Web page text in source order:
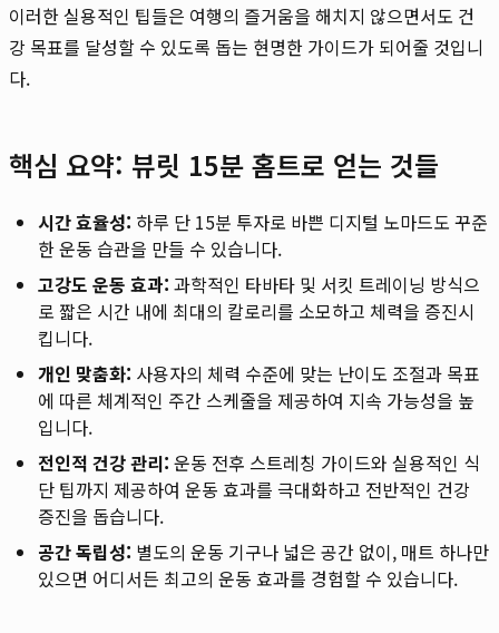
이러한 실용적인 팁들은 여행의 즐거움을 해치지 않으면서도 건
강 목표를 달성할 수 있도록 돕는 현명한 가이드가 되어줄 것입니
다.
핵심 요약: 뷰릿 15분 홈트로 얻는 것들
시간 효율성: 하루 단 15분 투자로 바쁜 디지털 노마드도 꾸준
한 운동 습관을 만들 수 있습니다.
고강도 운동 효과: 과학적인 타바타 및 서킷 트레이닝 방식으
로 짧은 시간 내에 최대의 칼로리를 소모하고 체력을 증진시
킵니다.
개인 맞춤화: 사용자의 체력 수준에 맞는 난이도 조절과 목표
에 따른 체계적인 주간 스케줄을 제공하여 지속 가능성을 높
입니다.
전인적 건강 관리: 운동 전후 스트레칭 가이드와 실용적인 식
단 팁까지 제공하여 운동 효과를 극대화하고 전반적인 건강
증진을 돕습니다.
공간 독립성: 별도의 운동 기구나 넓은 공간 없이, 매트 하나만
있으면 어디서든 최고의 운동 효과를 경험할 수 있습니다.